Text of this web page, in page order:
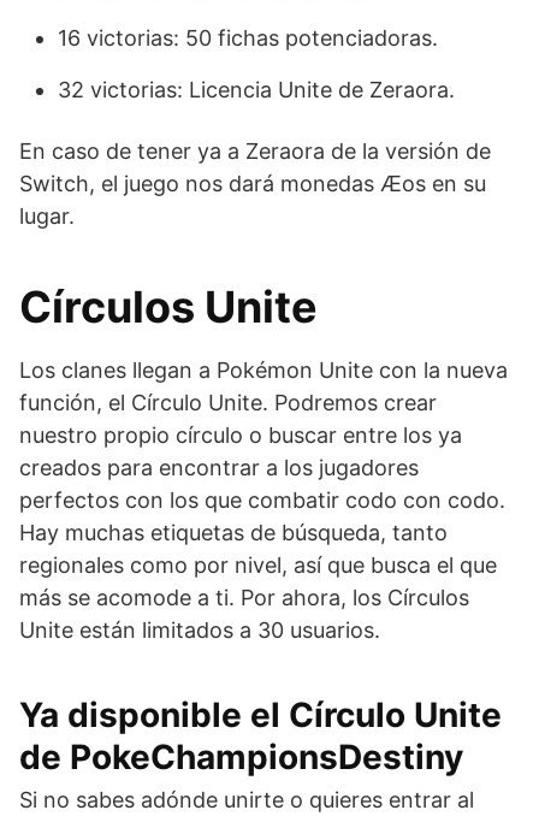
16 victorias: 50 fichas potenciadoras.
32 victorias: Licencia Unite de Zeraora.
En caso de tener ya a Zeraora de la versión de
Switch, el juego nos dará monedas Æos en su
lugar.
Círculos Unite
Los clanes llegan a Pokémon Unite con la nueva
función, el Círculo Unite. Podremos crear
nuestro propio círculo o buscar entre los ya
creados para encontrar a los jugadores
perfectos con los que combatir codo con codo.
Hay muchas etiquetas de búsqueda, tanto
regionales como por nivel, así que busca el que
más se acomode a ti. Por ahora, los Círculos
Unite están limitados a 30 usuarios.
Ya disponible el Círculo Unite
de PokeChampionsDestiny
Si no sabes adónde unirte o quieres entrar al